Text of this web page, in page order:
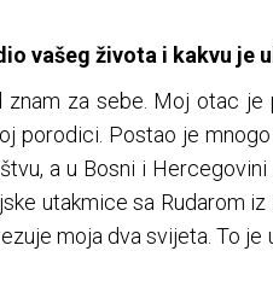
vašeg života i kakvu je
za sebe. Moj otac je
porodici. Postao je
a u Bosni i
utakmice sa Rudarom
moja dva svijeta. To